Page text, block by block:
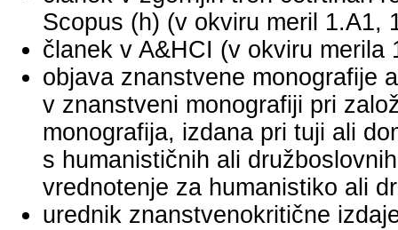
Scopus (h) (v okviru meril 1.A1,
članek v A&HCI (v okviru merila
objava znanstvene monografije
v znanstveni monografiji pri
monografija, izdana pri tuji ali
s humanističnih ali
vrednotenje za humanistiko ali
urednik znanstvenokritične